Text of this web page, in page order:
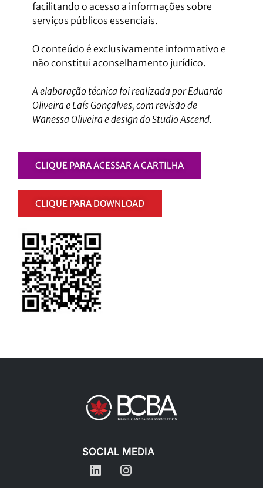
facilitando o acesso a informações sobre
serviços públicos essenciais.
O conteúdo é exclusivamente informativo e
não constitui aconselhamento jurídico.
A elaboração técnica foi realizada por Eduardo
Oliveira e Laís Gonçalves, com revisão de
Wanessa Oliveira e design do Studio Ascend.
CLIQUE PARA ACESSAR A CARTILHA
CLIQUE PARA DOWNLOAD
SOCIAL MEDIA